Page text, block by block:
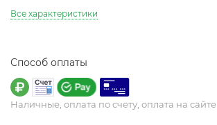
Все характеристики
Способ оплаты
Наличные, оплата по счету, оплата на сайте